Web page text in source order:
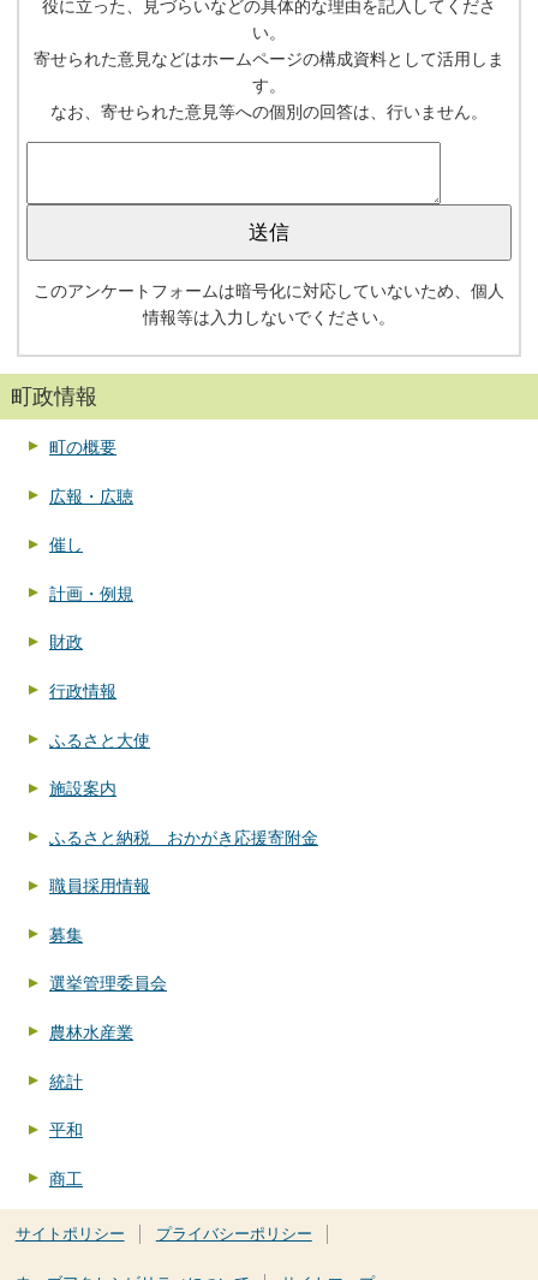
役に立った、見づらいなどの具体的な理由を記入してくださ
い。
寄せられた意見などはホームページの構成資料として活用しま
す。
なお、寄せられた意見等への個別の回答は、行いません。
このアンケートフォームは暗号化に対応していないため、個人
情報等は入力しないでください。
町政情報
町の概要
広報・広聴
催し
計画・例規
財政
行政情報
ふるさと大使
施設案内
ふるさと納税 おかがき応援寄附金
職員採用情報
募集
選挙管理委員会
農林水産業
統計
平和
商工
サイトポリシー プライバシーポリシー